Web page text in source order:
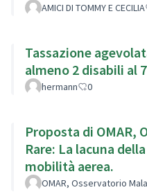
AMICI DI TOMMY E CECILIA
Tassazione
almeno 2 disabili al
hermann 0
Proposta di OMAR,
Rare: La lacuna
mobilità aerea.
OMAR, Osservatorio